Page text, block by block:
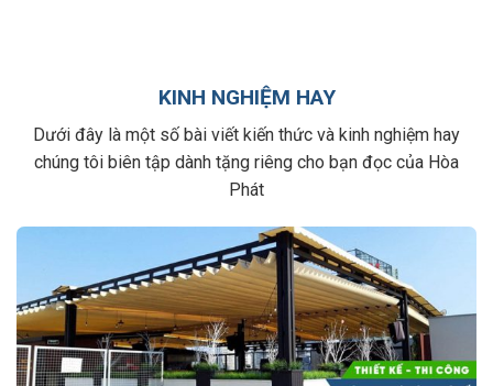
KINH NGHIỆM HAY
Dưới đây là một số bài viết kiến thức và kinh nghiệm hay
chúng tôi biên tập dành tặng riêng cho bạn đọc của Hòa
Phát